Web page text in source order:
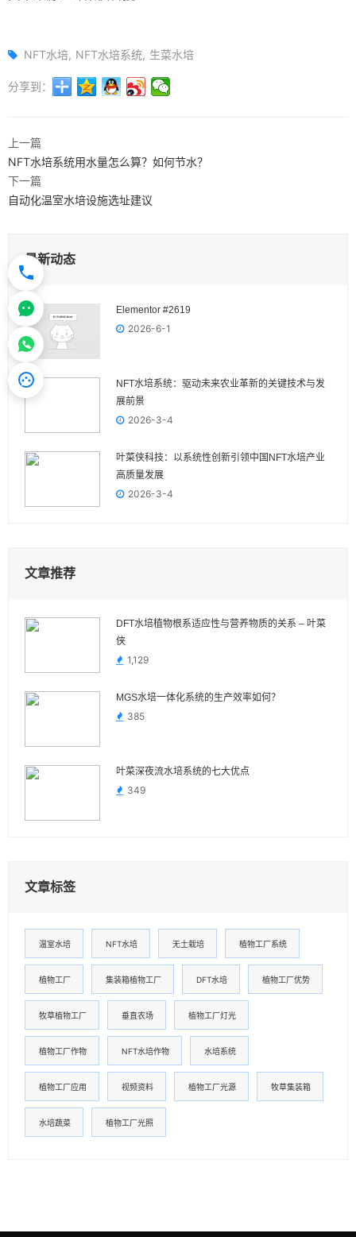
NFT水培 NFT水培系统 生菜水培
分享到：
上一篇
NFT水培系统用水量怎么算？如何节水？
下一篇
自动化温室水培设施选址建议
最新动态
Elementor #2619
2026-6-1
NFT水培系统：驱动未来农业革新的关键技术与发
展前景
2026-3-4
叶菜侠科技：以系统性创新引领中国NFT水培产业
高质量发展
2026-3-4
文章推荐
DFT水培植物根系适应性与营养物质的关系 – 叶菜
侠
1,129
MGS水培一体化系统的生产效率如何？
385
叶菜深夜流水培系统的七大优点
349
文章标签
温室水培 NFT水培 无土栽培 植物工厂系统
植物工厂 集装箱植物工厂 DFT水培 植物工厂优势
牧草植物工厂 垂直农场 植物工厂灯光
植物工厂作物 NFT水培作物 水培系统
植物工厂应用 视频资料 植物工厂光源 牧草集装箱
水培蔬菜 植物工厂光照